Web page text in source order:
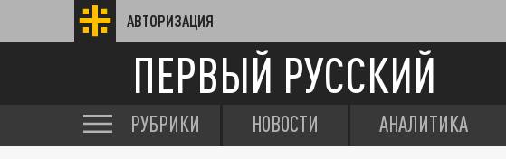
АВТОРИЗАЦИЯ
ПЕРВЫЙ РУССКИЙ
РУБРИКИ НОВОСТИ АНАЛИТИКА